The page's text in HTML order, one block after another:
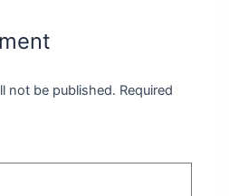
not be published. Required